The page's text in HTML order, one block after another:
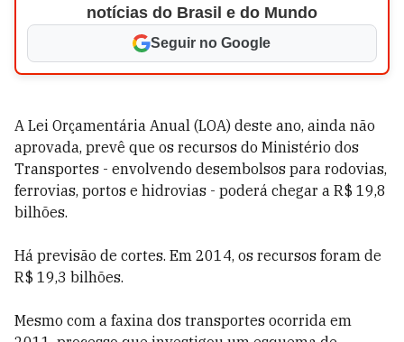
notícias do Brasil e do Mundo
Seguir no Google
A Lei Orçamentária Anual (LOA) deste ano, ainda não
aprovada, prevê que os recursos do Ministério dos
Transportes - envolvendo desembolsos para rodovias,
ferrovias, portos e hidrovias - poderá chegar a R$ 19,8
bilhões.
Há previsão de cortes. Em 2014, os recursos foram de
R$ 19,3 bilhões.
Mesmo com a faxina dos transportes ocorrida em